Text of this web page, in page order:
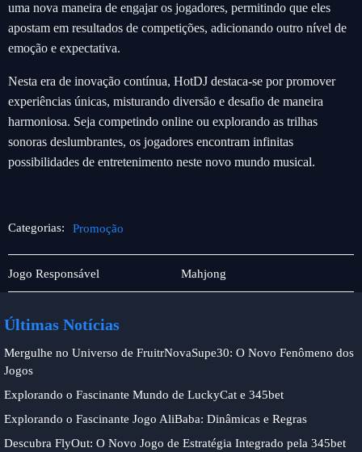
uma nova maneira de engajar os jogadores, permitindo que eles
apostam em resultados de competições, adicionando outro nível de
emoção e expectativa.
Nesta era de inovação contínua, HotDJ destaca-se por promover
experiências únicas, misturando diversão e desafio de maneira
harmoniosa. Seja competindo online ou explorando as trilhas
sonoras deslumbrantes, os jogadores encontram infinitas
possibilidades de entretenimento neste novo mundo musical.
Categorias: Promoção
Pesca
online
Jogo Responsável Promoção
Mahjong
Últimas Notícias
Mergulhe no Universo de FruitrNovaSupe30: O Novo Fenômeno dos
Jogos
Explorando o Fascinante Mundo de LuckyCat e 345bet
Explorando o Fascinante Jogo AliBaba: Dinâmicas e Regras
Descubra FlyOut: O Novo Jogo de Estratégia Integrado pela 345bet